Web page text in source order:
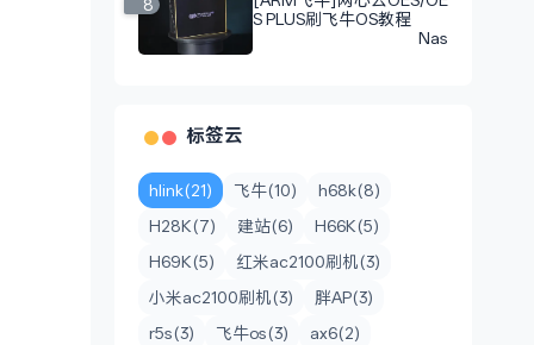
8
S PLUS刷飞牛OS教程
Nas
标签云
hlink(21) 飞牛(10)
h68k(8)
H28K(7)
建站(6)
H66K(5)
H69K(5)
红米ac2100刷机(3)
小米ac2100刷机(3)
胖AP(3)
r5s(3)
飞牛os(3)
ax6(2)